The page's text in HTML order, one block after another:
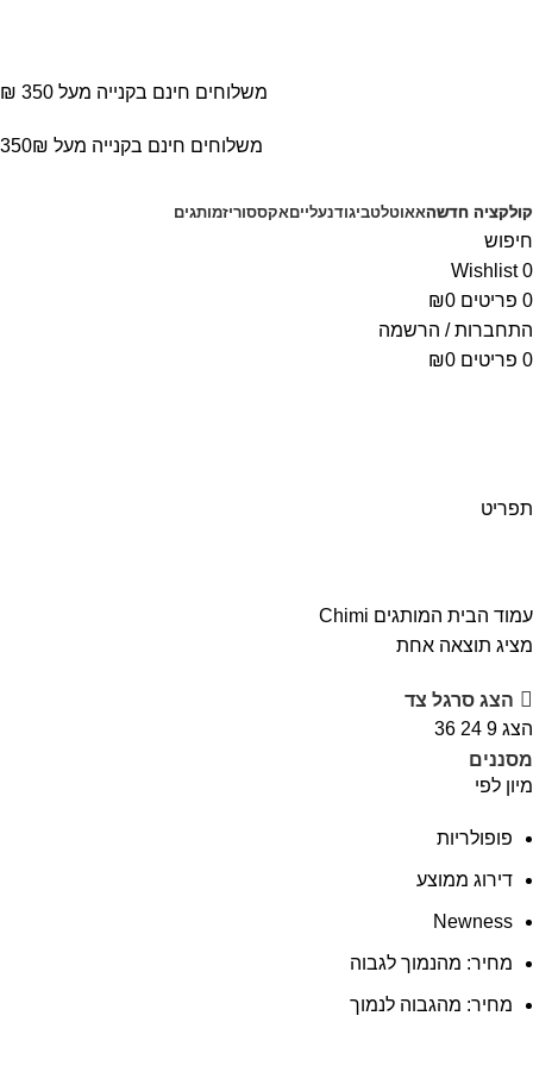
קולקציה חדשהאאוטלטביגודנעלייםאקססוריזמותגים
חיפוש
0
Wishlist
0 פריטים ₪0
התחברות / הרשמה
0 פריטים ₪0
תפריט
עמוד הבית המותגים Chimi
מציג תוצאה אחת
הצג סרגל צד
הצג 9
24
36
מסננים
מיון לפי
פופולריות
דירוג ממוצע
Newness
מחיר: מהנמוך לגבוה
מחיר: מהגבוה לנמוך
משלוחים חינם בקנייה מעל 350 ₪
משלוחים חינם בקנייה מעל 350₪